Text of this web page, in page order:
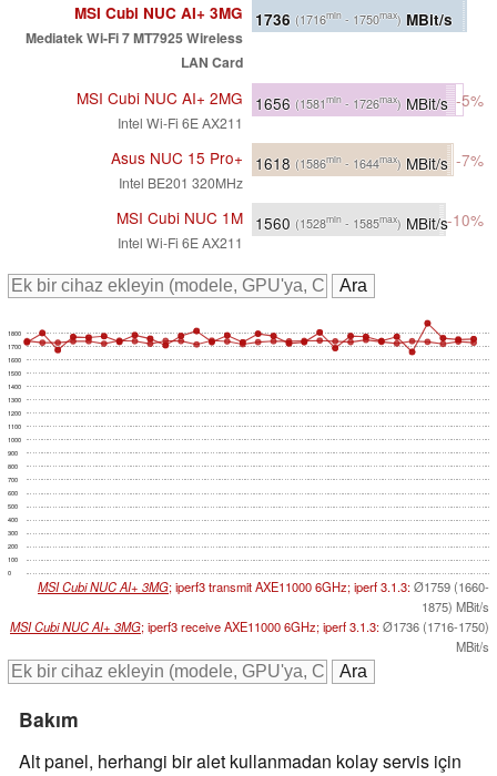
MSI Cubi NUC AI+ 3MG
Mediatek Wi-Fi 7 MT7925 Wireless
LAN Card
1736 (1716min - 1750max) MBit/s
MSI Cubi NUC AI+ 2MG
Intel Wi-Fi 6E AX211
1656 (1581min - 1726max) MBit/s -5%
Asus NUC 15 Pro+
Intel BE201 320MHz
1618 (1586min - 1644max) MBit/s -7%
MSI Cubi NUC 1M
Intel Wi-Fi 6E AX211
1560 (1528min - 1585max) MBit/s-10%
0
100
200
300
400
500
600
700
800
900
1000
1100
1200
1300
1400
1500
1600
1700
1800
MSI Cubi NUC AI+ 3MG; iperf3 transmit AXE11000 6GHz; iperf 3.1.3:Ø1759 (1660-
1875) MBit/s
MSI Cubi NUC AI+ 3MG; iperf3 receive AXE11000 6GHz; iperf 3.1.3:Ø1736 (1716-1750)
MBit/s
Bakım
Alt panel, herhangi bir alet kullanmadan kolay servis için